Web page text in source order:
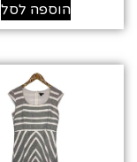
הוספה לסל